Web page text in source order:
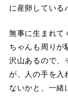
に産卵している
無事に生まれて
ちゃんも周りが
沢山あるので、
が、人の手を入
ないかと、一緒